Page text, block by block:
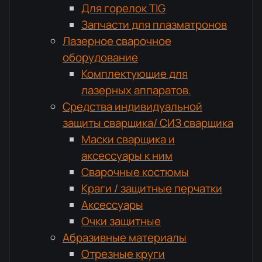
Для горелок TIG
Запчасти для плазматронов
Лазерное сварочное
оборудование
Комплектующие для
лазерных аппаратов.
Средства индивидуальной
защиты сварщика/ СИЗ сварщика
Маски сварщика и
аксессуары к ним
Сварочные костюмы
Краги / защитные перчатки
Аксессуары
Очки защитные
Абразивные материалы
Отрезные круги